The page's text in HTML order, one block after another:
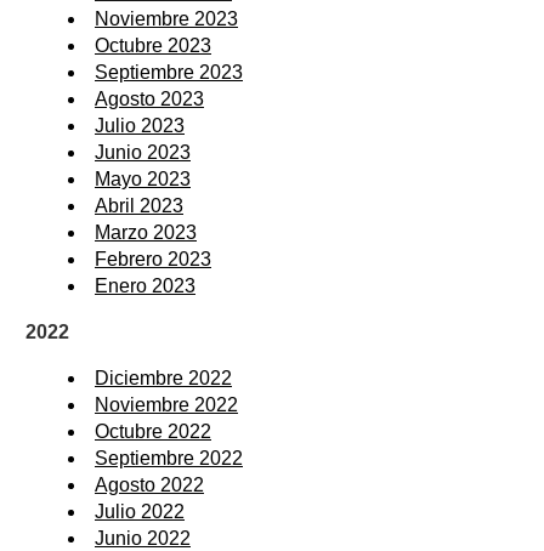
Noviembre 2023
Octubre 2023
Septiembre 2023
Agosto 2023
Julio 2023
Junio 2023
Mayo 2023
Abril 2023
Marzo 2023
Febrero 2023
Enero 2023
2022
Diciembre 2022
Noviembre 2022
Octubre 2022
Septiembre 2022
Agosto 2022
Julio 2022
Junio 2022